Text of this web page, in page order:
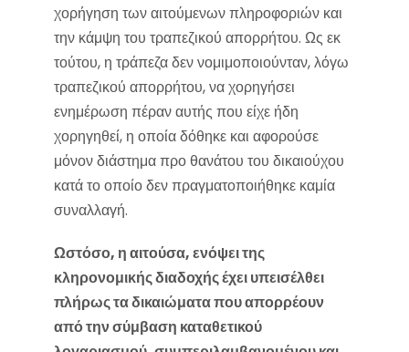
χορήγηση των αιτούμενων πληροφοριών και
την κάμψη του τραπεζικού απορρήτου. Ως εκ
τούτου, η τράπεζα δεν νομιμοποιούνταν, λόγω
τραπεζικού απορρήτου, να χορηγήσει
ενημέρωση πέραν αυτής που είχε ήδη
χορηγηθεί, η οποία δόθηκε και αφορούσε
μόνον διάστημα προ θανάτου του δικαιούχου
κατά το οποίο δεν πραγματοποιήθηκε καμία
συναλλαγή.
Ωστόσο, η αιτούσα, ενόψει της
κληρονομικής διαδοχής έχει υπεισέλθει
πλήρως τα δικαιώματα που απορρέουν
από την σύμβαση καταθετικού